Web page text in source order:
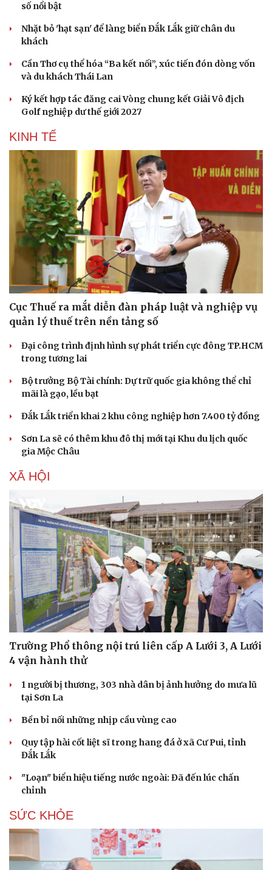
Văn hóa
Sân khấu - Điện ảnh
Văn học
Âm nhạc
Di sản
Giải trí
Nghệ sĩ
Thời trang
Sao Việt
số nổi bật
Nhặt bỏ 'hạt sạn' để làng biển Đắk Lắk giữ chân du
khách
Cần Thơ cụ thể hóa “Ba kết nối”, xúc tiến đón dòng vốn
và du khách Thái Lan
Ký kết hợp tác đăng cai Vòng chung kết Giải Vô địch
Golf nghiệp dư thế giới 2027
KINH TẾ
Cục Thuế ra mắt diễn đàn pháp luật và nghiệp vụ
quản lý thuế trên nền tảng số
Đại công trình định hình sự phát triển cực đông TP.HCM
trong tương lai
Bộ trưởng Bộ Tài chính: Dự trữ quốc gia không thể chỉ
mãi là gạo, lều bạt
Đắk Lắk triển khai 2 khu công nghiệp hơn 7.400 tỷ đồng
Sơn La sẽ có thêm khu đô thị mới tại Khu du lịch quốc
gia Mộc Châu
XÃ HỘI
Trường Phổ thông nội trú liên cấp A Lưới 3, A Lưới
4 vận hành thử
1 người bị thương, 303 nhà dân bị ảnh hưởng do mưa lũ
tại Sơn La
Bền bỉ nối những nhịp cầu vùng cao
Quy tập hài cốt liệt sĩ trong hang đá ở xã Cư Pui, tỉnh
Đắk Lắk
"Loạn" biển hiệu tiếng nước ngoài: Đã đến lúc chấn
chỉnh
SỨC KHỎE